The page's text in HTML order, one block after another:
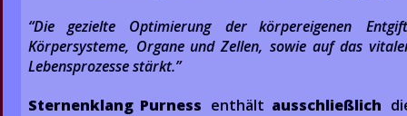
“Die gezielte Optimierung der körpereigenen
Körpersysteme, Organe und Zellen, sowie auf das
Lebensprozesse stärkt.”
Sternenklang Purness enthält ausschließlich